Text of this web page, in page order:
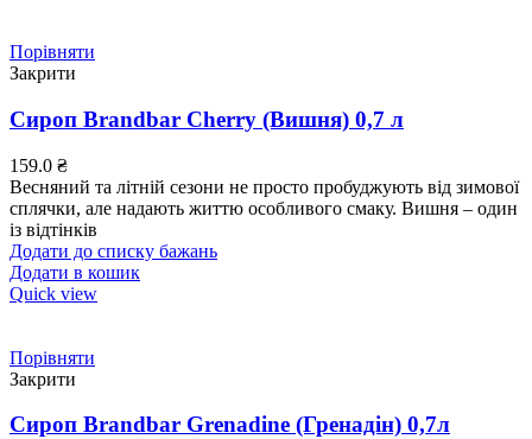
Порівняти
Закрити
Сироп Brandbar Cherry (Вишня) 0,7 л
159.0 ₴
Весняний та літній сезони не просто пробуджують від зимової
сплячки, але надають життю особливого смаку. Вишня – один
із відтінків
Додати до списку бажань
Додати в кошик
Quick view
Порівняти
Закрити
Сироп Brandbar Grenadine (Гренадін) 0,7л